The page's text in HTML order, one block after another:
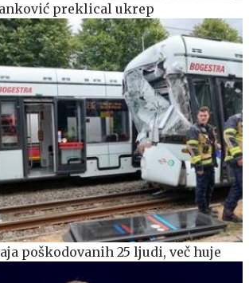
preklical ukrep
poškodovanih 25 ljudi, več huje